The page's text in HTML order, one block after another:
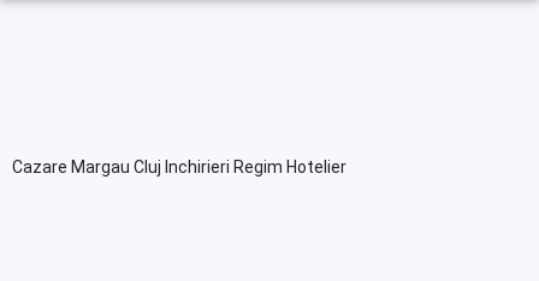
Cazare Margau Cluj Inchirieri Regim Hotelier